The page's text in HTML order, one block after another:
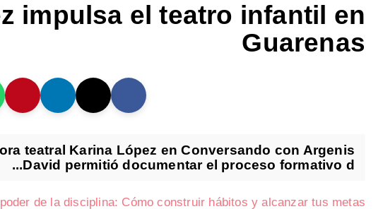
impulsa el teatro infantil en
Guarenas
teatral Karina López en Conversando con Argenis
David permitió documentar el proceso formativo d...
de la disciplina: Cómo construir hábitos y alcanzar tus metas